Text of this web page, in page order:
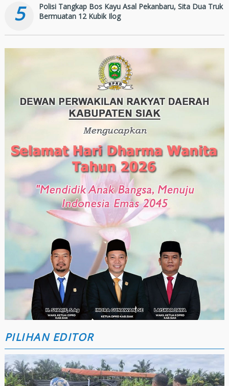
5
Polisi Tangkap Bos Kayu Asal Pekanbaru, Sita Dua Truk
Bermuatan 12 Kubik Ilog
PILIHAN EDITOR